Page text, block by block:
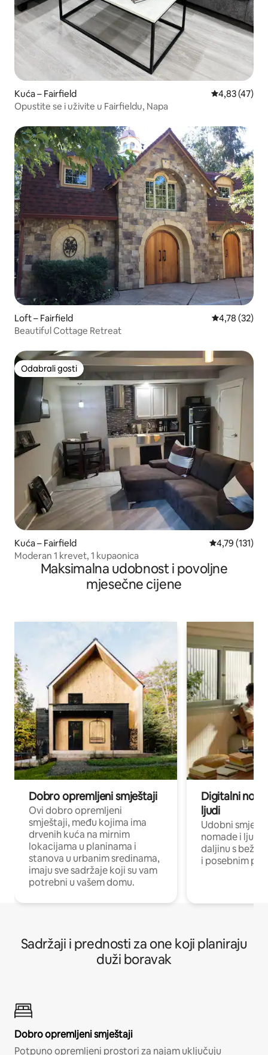
Kuća – Fairfield Prosječna
4,83 (47)
Opustite se i uživite u Fairfieldu, Napa
Loft – Fairfield Prosječna
4,78 (32)
Beautiful Cottage Retreat
Odabrali gosti
Odabrali gosti
Kuća – Fairfield Prosječna
4,79 (131)
Moderan 1 krevet, 1 kupaonica
Maksimalna udobnost i povoljne
mjesečne cijene
Dobro opremljeni smještaji
Ovi dobro opremljeni
smještaji, među kojima ima
drvenih kuća na mirnim
lokacijama u planinama i
stanova u urbanim sredinama,
imaju sve sadržaje koji su vam
potrebni u vašem domu.
Digitalni
ljudi
Udobni
nomade i ljude
daljinu s
i posebnim
Sadržaji i prednosti za one koji planiraju
duži boravak
Dobro opremljeni smještaji
Potpuno opremljeni prostori za najam uključuju